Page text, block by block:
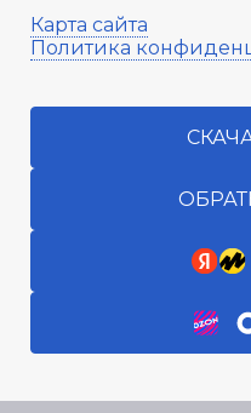
Карта сайта
Политика